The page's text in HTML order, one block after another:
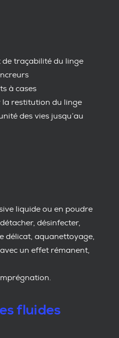
traçabilité du linge
à cases
la restitution du linge
des vies jusqu’au
liquide ou en poudre
désinfecter,
délicat, aquanettoyage,
un effet rémanent,
fluides